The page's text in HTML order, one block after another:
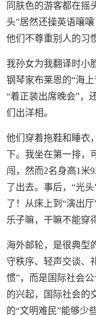
同肤色的游客都在摇
头”居然还操英语嚷
他们不尊重别人的习
我孙女为我翻译时小
钢琴家布莱恩的“海
“着正装出席晚会”，
们出洋相。
他们穿着拖鞋和睡衣
下。我坐在第一排，
闯，然而2名身高1米
了出去。事后，“光
了！从床上到“演出
乐子嘛，干嘛不能穿
海外邮轮，是很典型
守秩序、轻声交谈、
惯”，而是国际社会
的兴起，国际社会的
的“文明难民”能够少